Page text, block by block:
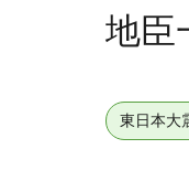
地臣
東日本大